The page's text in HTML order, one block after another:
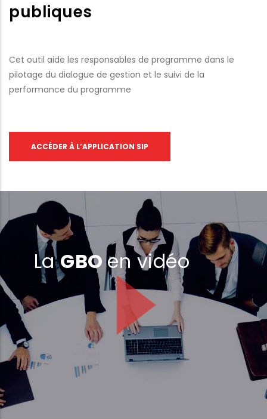
publiques
Cet outil aide les responsables de programme dans le
pilotage du dialogue de gestion et le suivi de la
performance du programme
ACCÉDER À L’APPLICATION SIP
LaGBOen vidéo